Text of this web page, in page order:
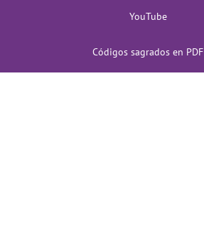
YouTube
Códigos sagrados en PDF